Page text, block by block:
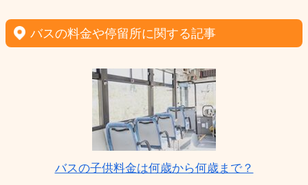
バスの料金や停留所に関する記事
バスの子供料金は何歳から何歳まで？